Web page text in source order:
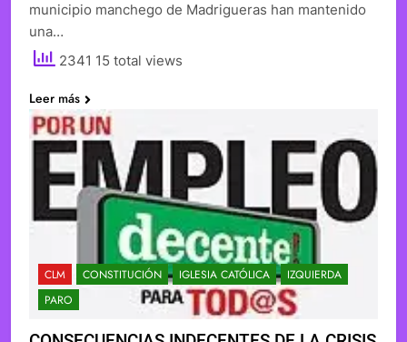
municipio manchego de Madrigueras han mantenido
una…
2341 15 total views
Leer más
CLM CONSTITUCIÓN IGLESIA CATÓLICA
IZQUIERDA
PARO